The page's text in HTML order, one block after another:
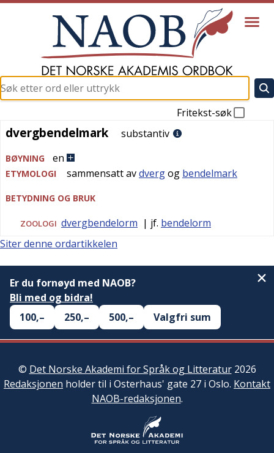
Fritekst-søk
dvergbendelmark
dvergbendelmark substantiv
BØYNING en
ETYMOLOGI sammensatt avdvergog bendelmark
BETYDNING OG BRUK
ZOOLOGI dvergbendelorm | jf. bendelorm
Siter denne ordartikkelen
Er du fornøyd med NAOB?
Bli med og bidra!
100,–
250,– 500,– Valgfri sum
© Det Norske Akademi for Språk og Litteratur2026
Redaksjonen holder til i Osterhaus' gate 27 i Oslo. Kontakt
NAOB-redaksjonen.